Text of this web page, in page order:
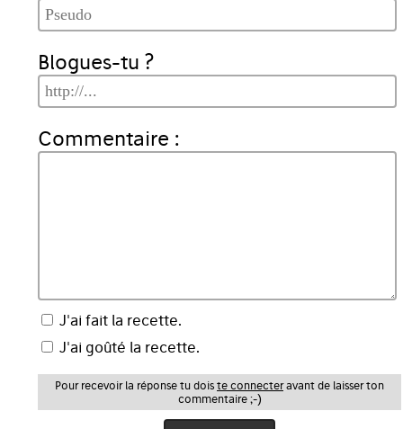
Blogues-tu ?
Commentaire :
J'ai fait la recette.
J'ai goûté la recette.
Pour recevoir la réponse tu dois te connecteravant de laisser ton
commentaire ;-)